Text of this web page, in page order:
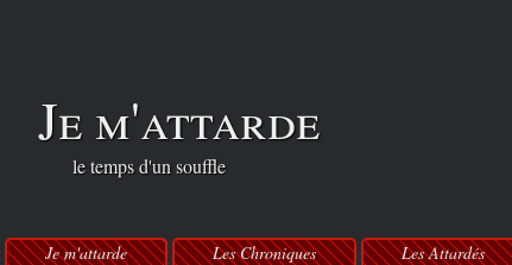
Je m'attarde
le temps d'un souffle
Je m'attarde Les Chroniques Les Attardés